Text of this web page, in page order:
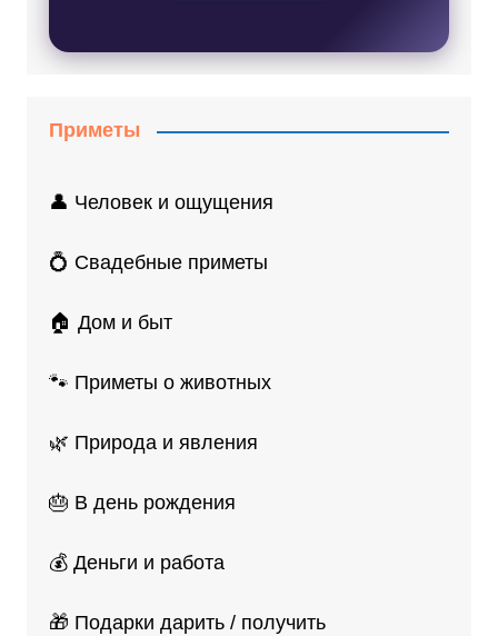
Приметы
👤 Человек и ощущения
💍 Свадебные приметы
🏠 Дом и быт
🐾 Приметы о животных
🌿 Природа и явления
🎂 В день рождения
💰 Деньги и работа
🎁 Подарки дарить / получить